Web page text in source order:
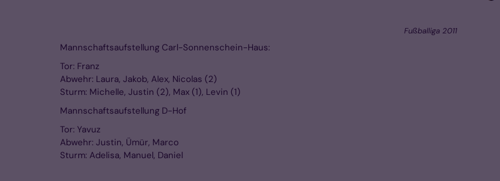
Fußballiga 2011
Mannschaftsaufstellung Carl-Sonnenschein-Haus:
Tor: Franz
Abwehr: Laura, Jakob, Alex, Nicolas (2)
Sturm: Michelle, Justin (2), Max (1), Levin (1)
Mannschaftsaufstellung D-Hof
Tor: Yavuz
Abwehr: Justin, Ümür, Marco
Sturm: Adelisa, Manuel, Daniel